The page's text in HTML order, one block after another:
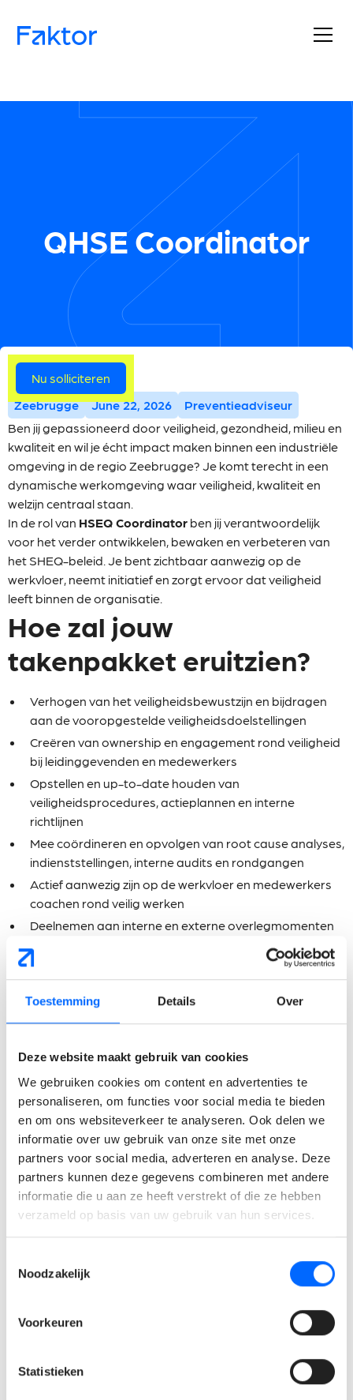
Toestemming Details Over
Deze website maakt gebruik van cookies
We gebruiken cookies om content en advertenties te
personaliseren, om functies voor social media te bieden
en om ons websiteverkeer te analyseren. Ook delen we
informatie over uw gebruik van onze site met onze
partners voor social media, adverteren en analyse. Deze
partners kunnen deze gegevens combineren met andere
informatie die u aan ze heeft verstrekt of die ze hebben
verzameld op basis van uw gebruik van hun services.
Noodzakelijk
Voorkeuren
Statistieken
QHSE Coordinator
Meer vacatures
Zeebrugge June 22, 2026
Preventieadviseur
Ben jij gepassioneerd door veiligheid, gezondheid, milieu en
kwaliteit en wil je écht impact maken binnen een industriële
omgeving in de regio Zeebrugge? Je komt terecht in een
dynamische werkomgeving waar veiligheid, kwaliteit en
welzijn centraal staan.
In de rol van HSEQ Coordinator ben jij verantwoordelijk
voor het verder ontwikkelen, bewaken en verbeteren van
het SHEQ-beleid. Je bent zichtbaar aanwezig op de
werkvloer, neemt initiatief en zorgt ervoor dat veiligheid
leeft binnen de organisatie.
Hoe zal jouw
takenpakket eruitzien?
Verhogen van het veiligheidsbewustzijn en bijdragen
aan de vooropgestelde veiligheidsdoelstellingen
Creëren van ownership en engagement rond veiligheid
bij leidinggevenden en medewerkers
Opstellen en up-to-date houden van
veiligheidsprocedures, actieplannen en interne
richtlijnen
Mee coördineren en opvolgen van root cause analyses,
indienststellingen, interne audits en rondgangen
Actief aanwezig zijn op de werkvloer en medewerkers
coachen rond veilig werken
Deelnemen aan interne en externe overlegmomenten
Opstellen van interne communicatie en
Wat verwachten wij van
jou?
Minstens een diploma Preventieadviseur Niveau 2
Relevante werkervaring in een gelijkaardige functie
binnen een industriële omgeving
Administratief sterk, nauwkeurig en gestructureerd
Wat bieden wij jou?
Een bedrijfswagen om je comfortabel te verplaatsen
Maaltijdcheques als extra ondersteuning in je
Een uitdagende functie binnen een industriële
Nu solliciteren